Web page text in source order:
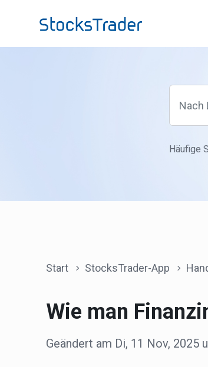
Häufige
Start StocksTrader-App
Wie man
Geändert am Di, 11 Nov, 2025